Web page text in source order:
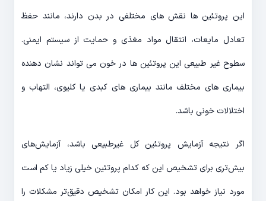
این پروتئین ها نقش های مختلفی در بدن دارند، مانند حفظ
تعادل مایعات، انتقال مواد مغذی و حمایت از سیستم ایمنی.
سطوح غیر طبیعی این پروتئین ها در خون می تواند نشان دهنده
بیماری های مختلف مانند بیماری های کبدی یا کلیوی، التهاب و
اختلالات خونی باشد.
اگر نتیجه آزمایش پروتئین کل غیرطبیعی باشد، آزمایش‌های
بیش‌تری برای تشخیص این که کدام پروتئین خیلی زیاد یا کم است
مورد نیاز خواهد بود. این کار امکان تشخیص دقیق‌تر مشکلات را